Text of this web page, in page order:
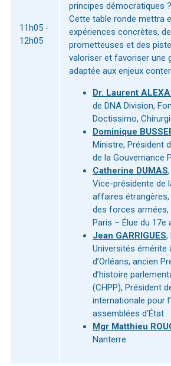
11h05 -
12h05
principes démocratiques ?
Cette table ronde mettra
expériences concrètes,
prometteuses et des
valoriser et favoriser une
adaptée aux enjeux
Dr. Laurent
de DNA Division,
Doctissimo,
Dominique
Ministre, Président
de la Gouvernance
Catherine DUMAS
Vice-présidente de
affaires
des forces armées,
Paris – Élue du 17e
Jean GARRIGUES,
Universités émérite
d’Orléans, ancien
d’histoire
(CHPP), Président
internationale pour
assemblées d’État
Mgr Matthieu
Nanterre